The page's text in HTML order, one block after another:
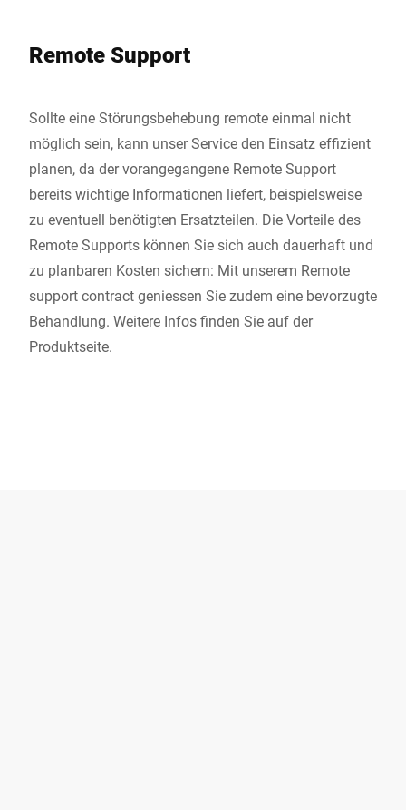
Remote Support
Sollte eine Störungsbehebung remote einmal nicht
möglich sein, kann unser Service den Einsatz effizient
planen, da der vorangegangene Remote Support
bereits wichtige Informationen liefert, beispielsweise
zu eventuell benötigten Ersatzteilen. Die Vorteile des
Remote Supports können Sie sich auch dauerhaft und
zu planbaren Kosten sichern: Mit unserem Remote
support contract geniessen Sie zudem eine bevorzugte
Behandlung. Weitere Infos finden Sie auf der
Produktseite.